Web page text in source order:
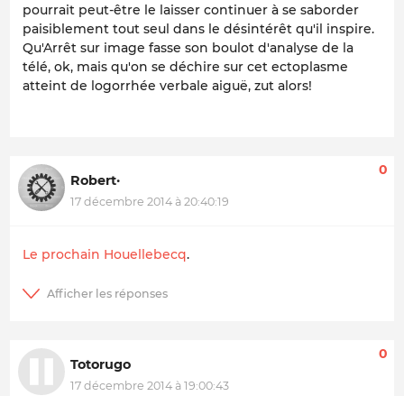
pourrait peut-être le laisser continuer à se saborder
paisiblement tout seul dans le désintérêt qu'il inspire.
Qu'Arrêt sur image fasse son boulot d'analyse de la
télé, ok, mais qu'on se déchire sur cet ectoplasme
atteint de logorrhée verbale aiguë, zut alors!
Robert·
17 décembre 2014 à 20:40:19
0
Le prochain Houellebecq.
Totorugo
17 décembre 2014 à 19:00:43
0